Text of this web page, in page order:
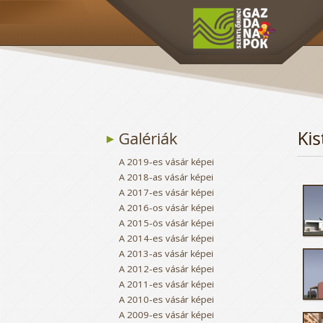
Galériák
A 2019-es vásár képei
A 2018-as vásár képei
A 2017-es vásár képei
A 2016-os vásár képei
A 2015-ös vásár képei
A 2014-es vásár képei
A 2013-as vásár képei
A 2012-es vásár képei
A 2011-es vásár képei
A 2010-es vásár képei
A 2009-es vásár képei